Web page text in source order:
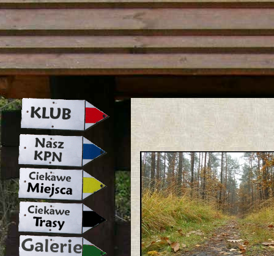
strona w naprawie zapraszamy